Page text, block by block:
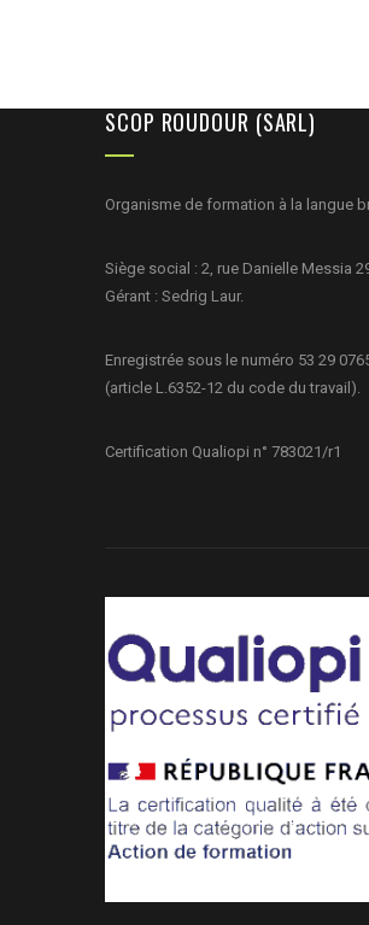
SCOP ROUDOUR (SARL)
Organisme de formation à la langue
Siège social : 2, rue Danielle Messia
Gérant : Sedrig Laur.
Enregistrée sous le numéro 53 29
(article L.6352-12 du code du travail).
Certification Qualiopi n° 783021/r1